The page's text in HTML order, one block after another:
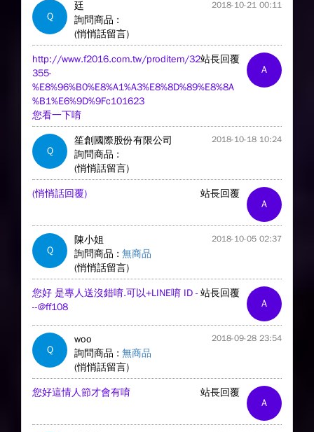
Q
廷 2018-10-21 00:11
詢問商品 :
(悄悄話留言)
A
站長回覆
http://www.f2016.com.tw/proditem/32
355-
%E8%96%B0%E8%A1%A3%E8%8D%89%E8%8A
%B1%E6%9D%9Fc101623
您看一下唷
Q
笙創國際股份有限公司 2018-10-18 10:24
詢問商品 :
(悄悄話留言)
A
站長回覆
(悄悄話回覆)
Q
陳小姐 2018-10-05 02:37
詢問商品 : 無商品
(悄悄話留言)
A
站長回覆
您好 是專人送沒錯唷.可以+LINE唷 ID -
--@ff108
Q
woo 2018-09-28 23:54
詢問商品 : 無商品
(悄悄話留言)
A
站長回覆
您好這情人節才會有唷